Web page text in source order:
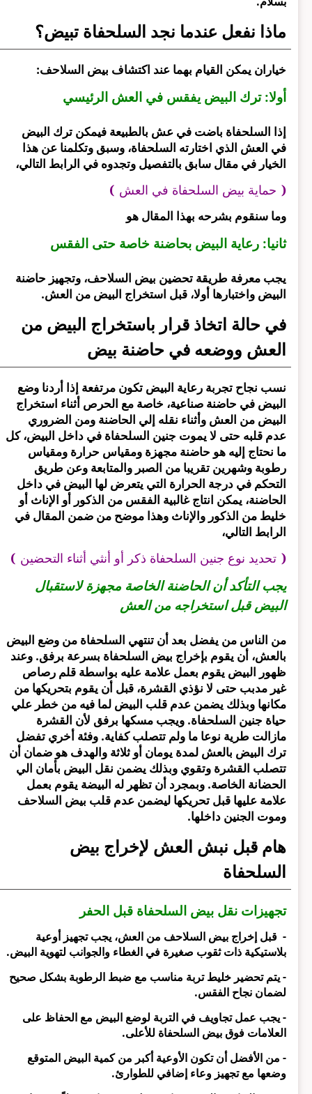
ماذا نفعل عندما نجد السلحفاة تبيض؟
خياران يمكن القيام بهما عند اكتشاف بيض السلاحف:
أولا: ترك البيض يفقس في العش الرئيسي
إذا السلحفاة باضت في عش بالطبيعة فيمكن ترك البيض
في العش الذي اختارته السلحفاة، وسبق وتكلمنا عن هذا
الخيار في مقال سابق بالتفصيل وتجدوه في الرابط التالي،
حماية بيض السلحفاة في العش )
وما سنقوم بشرحه بهذا المقال هو
ثانيا: رعاية البيض بحاضنة خاصة حتى الفقس
يجب معرفة طريقة تحضين بيض السلاحف، وتجهيز حاضنة
البيض واختبارها أولا، قبل استخراج البيض من العش.
في حالة اتخاذ قرار باستخراج البيض من
العش ووضعه في حاضنة بيض
نسب نجاح تجربة رعاية البيض تكون مرتفعة إذا أردنا وضع
البيض في حاضنة صناعية، خاصة مع الحرص أثناء استخراج
البيض من العش وأثناء نقله إلي الحاضنة ومن الضروري
عدم قلبه حتى لا يموت جنين السلحفاة في داخل البيض، كل
ما نحتاج إليه هو حاضنة مجهزة ومقياس حرارة ومقياس
رطوبة وشهرين تقريبا من الصبر والمتابعة وعن طريق
التحكم في درجة الحرارة التي يتعرض لها البيض في داخل
الحاضنة، يمكن انتاج غالبية الفقس من الذكور أو الإناث أو
خليط من الذكور والإناث وهذا موضح من ضمن المقال في
الرابط التالي،
تحديد نوع جنين السلحفاة ذكر أو أنثي أثناء التحضين )
يجب التأكد أن الحاضنة الخاصة مجهزة لاستقبال
البيض قبل استخراجه من العش
من الناس من يفضل بعد أن تنتهي السلحفاة من وضع البيض
بالعش، أن يقوم بإخراج بيض السلحفاة بسرعة برفق. وعند
ظهور البيض يقوم بعمل علامة عليه بواسطة قلم رصاص
غير مدبب حتى لا نؤذي القشرة، قبل أن يقوم بتحريكها من
مكانها وبذلك يضمن عدم قلب البيض لما فيه من خطر علي
حياة جنين السلحفاة. ويجب مسكها برفق لأن القشرة
مازالت طرية نوعا ما ولم تتصلب كفاية. وفئة أخري تفضل
ترك البيض بالعش لمدة يومان أو ثلاثة والهدف هو ضمان أن
تتصلب القشرة وتقوي وبذلك يضمن نقل البيض بأمان الي
الحضانة الخاصة. وبمجرد أن تظهر له البيضة يقوم بعمل
علامة عليها قبل تحريكها ليضمن عدم قلب بيض السلاحف
وموت الجنين داخلها.
هام قبل نبش العش لإخراج بيض
السلحفاة
تجهيزات نقل بيض السلحفاة قبل الحفر
- قبل إخراج بيض السلاحف من العش، يجب تجهيز أوعية
بلاستيكية ذات ثقوب صغيرة في الغطاء والجوانب لتهوية البيض.
- يتم تحضير خليط تربة مناسب مع ضبط الرطوبة بشكل صحيح
لضمان نجاح الفقس.
- يجب عمل تجاويف في التربة لوضع البيض مع الحفاظ على
العلامات فوق بيض السلحفاة للأعلى.
- من الأفضل أن تكون الأوعية أكبر من كمية البيض المتوقع
وضعها مع تجهيز وعاء إضافي للطوارئ.